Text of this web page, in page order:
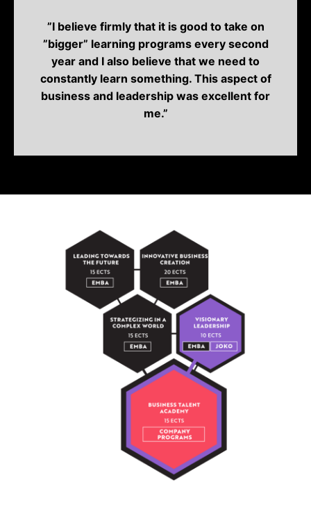
”I believe firmly that it is good to take on
”bigger” learning programs every second
year and I also believe that we need to
constantly learn something. This aspect of
business and leadership was excellent for
me.”